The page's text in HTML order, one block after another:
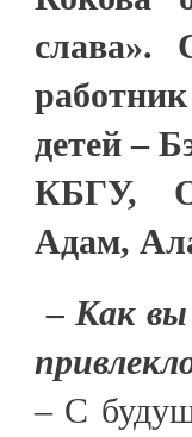
слава».
детей –
КБГУ,
Адам,
– Как вы
– С